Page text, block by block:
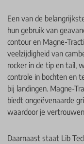
Een van de
hun gebruik van
contour en Magne-
veelzijdigheid van
rocker in de tip en tail,
controle in bochten en
bij landingen. Magne-
biedt ongeëvenaarde
waardoor je
Daarnaast staat Lib